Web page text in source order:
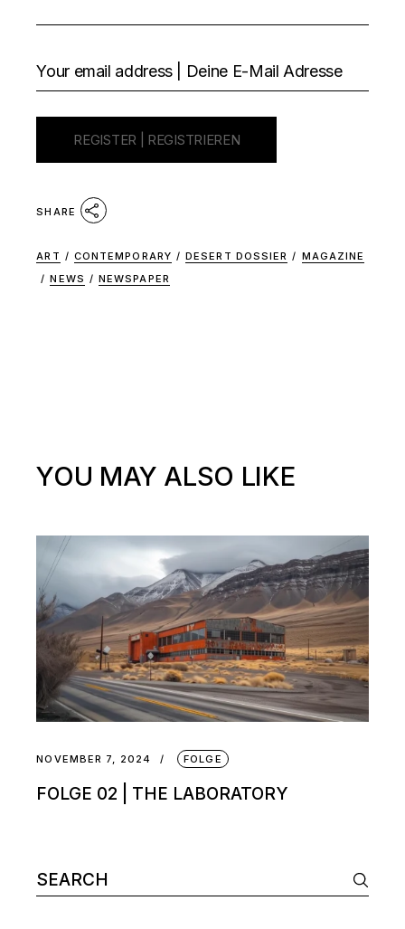
SHARE
ART / CONTEMPORARY / DESERT DOSSIER / MAGAZINE
/ NEWS / NEWSPAPER
YOU MAY ALSO LIKE
NOVEMBER 7, 2024 FOLGE
FOLGE 02 | THE LABORATORY